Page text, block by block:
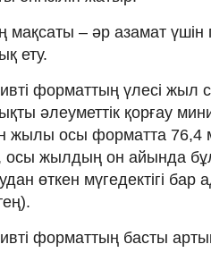
мақсаты – әр азамат үшін
ету.
форматтың үлесі жыл
әлеуметтік қорғау
жылы осы форматта 76,4
осы жылдың он айында
өткен мүгедектігі
форматтың басты